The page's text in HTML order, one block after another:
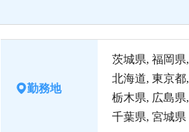
勤務地
茨城県, 福岡県,
北海道, 東京都,
栃木県, 広島県,
千葉県, 宮城県